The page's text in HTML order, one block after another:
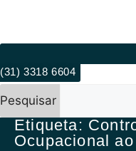
(31) 3318 6604
Pesquisar
Etiqueta:
Ocupacional